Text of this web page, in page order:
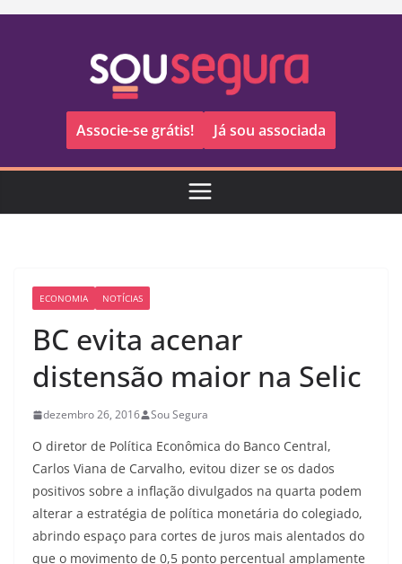
Pular
Associe-se grátis! Já sou associada
ECONOMIA NOTÍCIAS
BC evita acenar
distensão maior na Selic
dezembro 26, 2016 Sou Segura
O diretor de Política Econômica do Banco Central,
Carlos Viana de Carvalho, evitou dizer se os dados
positivos sobre a inflação divulgados na quarta podem
alterar a estratégia de política monetária do colegiado,
abrindo espaço para cortes de juros mais alentados do
que o movimento de 0,5 ponto percentual amplamente